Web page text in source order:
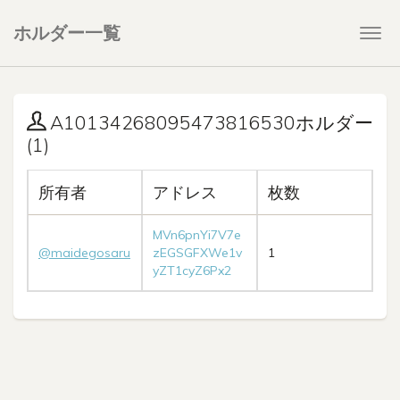
ホルダー一覧
A10134268095473816530ホルダー
(1)
所有者 アドレス 枚数
@maidegosaru
MVn6pnYi7V7e
zEGSGFXWe1v
yZT1cyZ6Px2
1